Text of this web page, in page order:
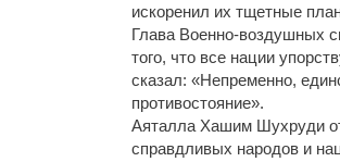
искоренил их тщетные
Глава Военно-воздушных
того, что все нации
сказал: «Непременно,
противостояние».
Аяталла Хашим Шухруди
справдливых народов и